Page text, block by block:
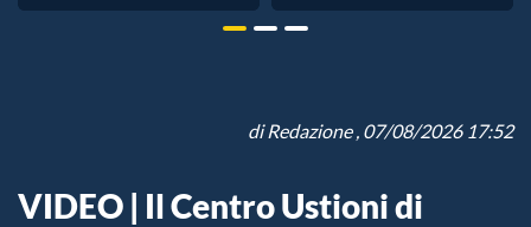
diRedazione, 07/08/2026 17:52
VIDEO | Il Centro Ustioni di